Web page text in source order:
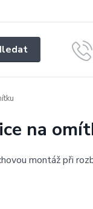
na
montáž při